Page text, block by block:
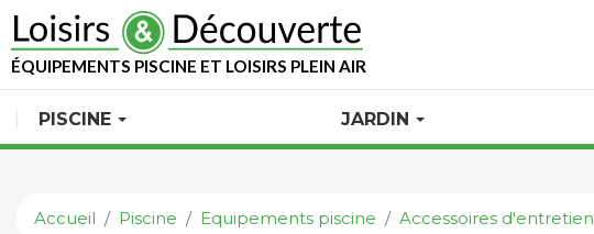
ÉQUIPEMENTS PISCINE ET LOISIRS PLEIN AIR
PISCINE JARDIN
Accueil Piscine Equipements piscine Accessoires d'entretien